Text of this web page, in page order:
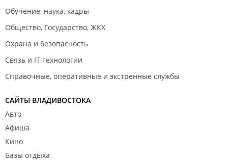
Обучение, наука, кадры
Общество, Государство, ЖКХ
Охрана и безопасность
Связь и IT технологии
Справочные, оперативные и экстренные службы
САЙТЫ ВЛАДИВОСТОКА
Авто
Афиша
Кино
Базы отдыха